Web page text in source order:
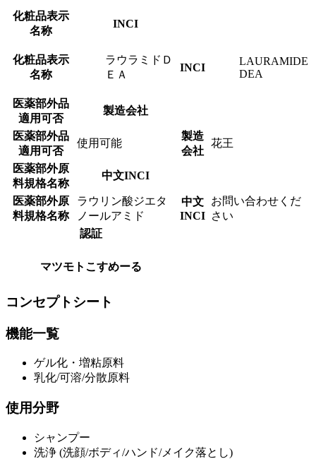
化粧品表示
名称
INCI
化粧品表示
名称
ラウラミドＤ
ＥＡ
INCI
LAURAMIDE
DEA
医薬部外品
適用可否
製造会社
医薬部外品
適用可否
使用可能
製造
会社
花王
医薬部外原
料規格名称
中文INCI
医薬部外原
料規格名称
ラウリン酸ジエタ
ノールアミド
中文
INCI
お問い合わせくだ
さい
認証
マツモトこすめーる
コンセプトシート
機能一覧
ゲル化・増粘原料
乳化/可溶/分散原料
使用分野
シャンプー
洗浄 (洗顔/ボディ/ハンド/メイク落とし)